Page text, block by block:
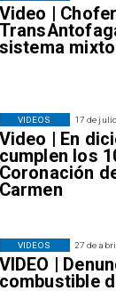
Video |
sistema
17 de
Video | En
cumplen los
Coronación
Carmen
VIDEOS
27 de
VIDEO |
combustible
VIDEOS